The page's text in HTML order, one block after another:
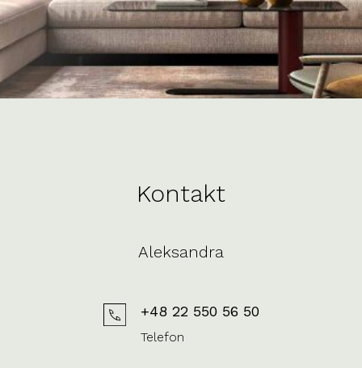
Kontakt
Aleksandra
+48 22 550 56 50
Telefon